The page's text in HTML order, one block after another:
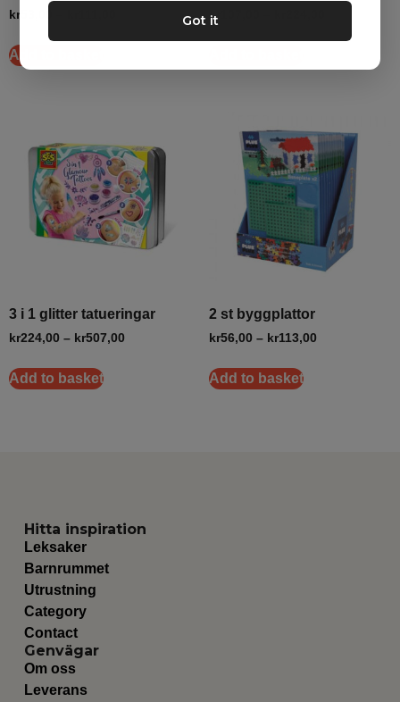
kr
Add to basket
kr
3 i 1 glitter tatueringar
kr224,00 – kr507,00
Add to basket
2 st byggplattor
kr56,00 – kr113,00
Add to basket
Hitta inspiration
Leksaker
Barnrummet
Utrustning
Category
Contact
Genvägar
Om oss
Leverans
Got it